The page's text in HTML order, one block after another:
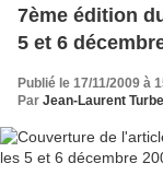
7ème édition
5 et 6
Publié le 17/11/2009 à
Par Jean-Laurent